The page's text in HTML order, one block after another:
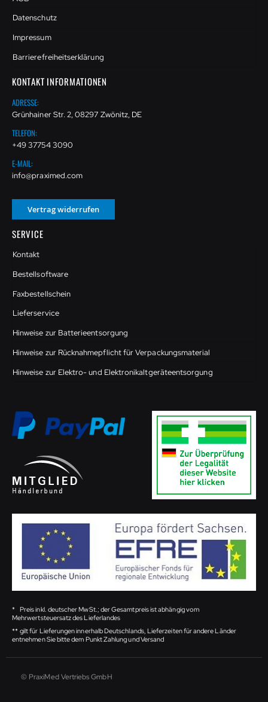
Datenschutz
Impressum
Barrierefreiheitserklärung
KONTAKT INFORMATIONEN
ADRESSE:
Grünhainer Str. 2, 08297 Zwönitz, DE
TELEFON:
+49 37754 3090
E-MAIL:
info@praximed.com
Vertrag widerrufen
SERVICE
Kontakt
Bestellsoftware
Faxbestellschein
Lieferservice
Hinweise zur Batterieentsorgung
Hinweise zur Rücknahmepflicht für Verpackungsmaterial
Hinweise zur Elektro- und Elektronikaltgeräteentsorgung
* Preis inkl. deutscher MwSt.; der Gesamtpreis ist abhängig vom
Mehrwertsteuersatz des Lieferlandes
** gilt für Lieferungen innerhalb Deutschlands, Lieferzeiten für andere Länder
entnehmen Sie bitte dem Punkt Zahlung und Versand
© PraxiMed Vertriebs GmbH